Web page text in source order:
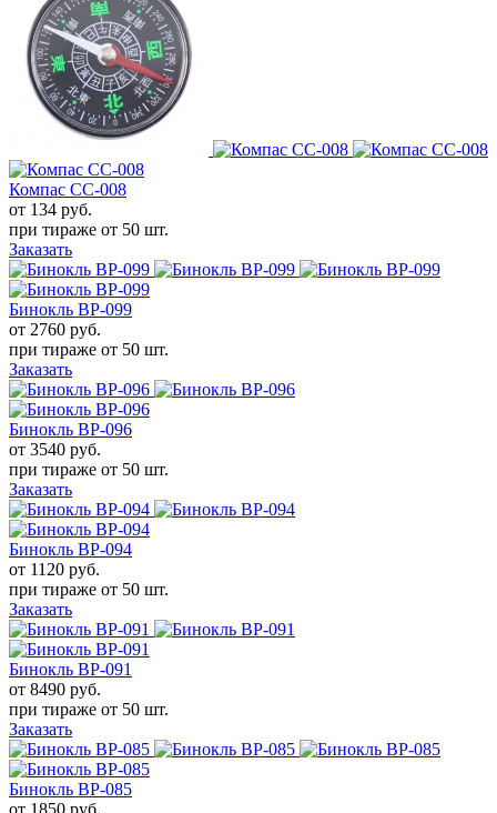
Компас CC-008
от 134 руб.
при тираже от 50 шт.
Заказать
Бинокль BP-099
от 2760 руб.
при тираже от 50 шт.
Заказать
Бинокль BP-096
от 3540 руб.
при тираже от 50 шт.
Заказать
Бинокль BP-094
от 1120 руб.
при тираже от 50 шт.
Заказать
Бинокль BP-091
от 8490 руб.
при тираже от 50 шт.
Заказать
Бинокль BP-085
от 1850 руб.